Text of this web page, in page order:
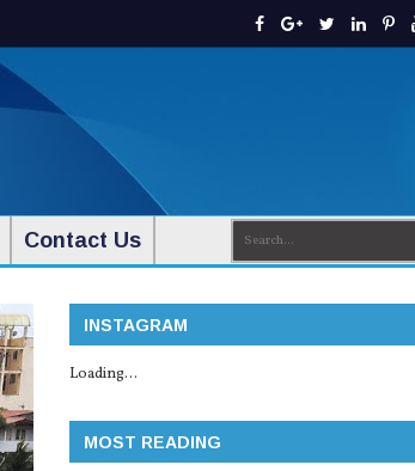
Contact Us
INSTAGRAM
Loading...
MOST READING